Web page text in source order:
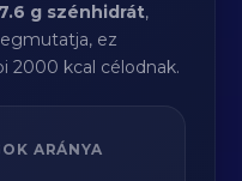
7.6 g szénhidrát,
ez
2000 kcal célodnak.
ARÁNYA